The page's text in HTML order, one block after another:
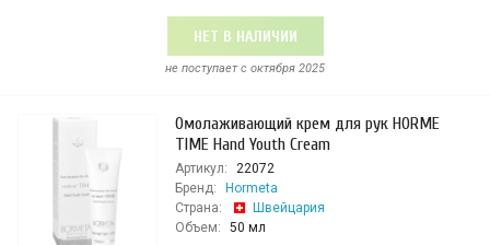
НЕТ В НАЛИЧИИ
не поступает c октября 2025
Омолаживающий крем для рук HORME
TIME Hand Youth Cream
Артикул:
22072
Бренд:
Hormeta
Страна:
Швейцария
Объем:
50 мл